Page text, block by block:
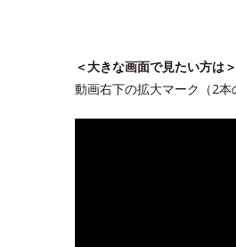
＜大きな画面で見たい方は＞
動画右下の拡大マーク（2本